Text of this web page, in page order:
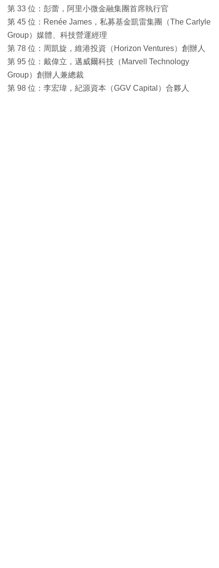
第 33 位：彭蕾，阿里小微金融集團首席執行官
第 45 位：Renée James，私募基金凱雷集團（The Carlyle
Group）媒體、科技營運經理
第 78 位：周凱旋，維港投資（Horizon Ventures）創辦人
第 95 位：戴偉立，邁威爾科技（Marvell Technology
Group）創辦人兼總裁
第 98 位：李宏瑋，紀源資本（GGV Capital）合夥人